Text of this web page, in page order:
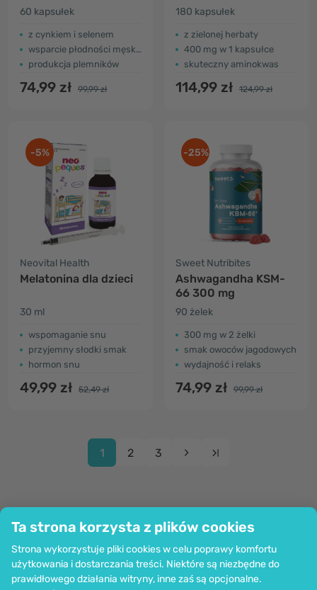
Ta strona korzysta z plików cookies
Strona wykorzystuje pliki cookies w celu poprawy komfortu
użytkowania i dostarczania treści. Niektóre są niezbędne do
prawidłowego działania witryny, inne zaś są opcjonalne.
60 kapsułek
z cynkiem i selenem
wsparcie płodności męskiej
produkcja plemników
74,99 zł 99,99 zł
180 kapsułek
z zielonej herbaty
400 mg w 1 kapsułce
skuteczny aminokwas
114,99 zł 124,99 zł
-5%
Neovital Health
Melatonina dla dzieci
30 ml
wspomaganie snu
przyjemny słodki smak
hormon snu
49,99 zł 52,49 zł
-25%
Sweet Nutribites
Ashwagandha KSM-
66 300 mg
90 żelek
300 mg w 2 żelki
smak owoców jagodowych
wydajność i relaks
74,99 zł 99,99 zł
1 2 3
Informacje
Dołącz do nas